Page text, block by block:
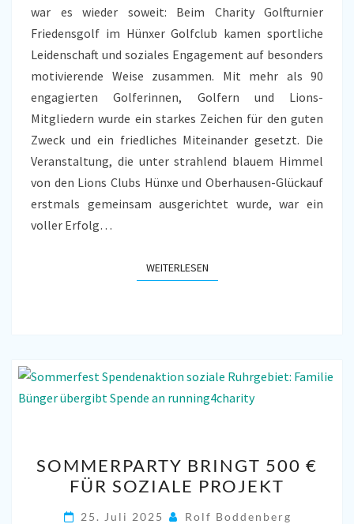
war es wieder soweit: Beim Charity Golfturnier
Friedensgolf im Hünxer Golfclub kamen sportliche
Leidenschaft und soziales Engagement auf besonders
motivierende Weise zusammen. Mit mehr als 90
engagierten Golferinnen, Golfern und Lions-
Mitgliedern wurde ein starkes Zeichen für den guten
Zweck und ein friedliches Miteinander gesetzt. Die
Veranstaltung, die unter strahlend blauem Himmel
von den Lions Clubs Hünxe und Oberhausen-Glückauf
erstmals gemeinsam ausgerichtet wurde, war ein
voller Erfolg…
WEITERLESENWEITERLESEN
BRINGT
500
SOMMERPARTY BRINGT 500 €
FÜR SOZIALE PROJEKT
25. Juli 2025 Rolf Boddenberg